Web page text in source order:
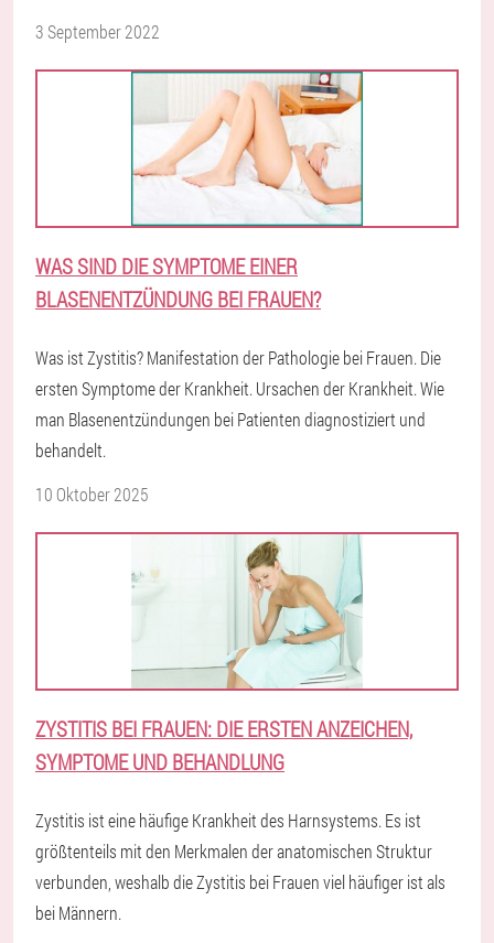
3 September 2022
WAS SIND DIE SYMPTOME EINER
BLASENENTZÜNDUNG BEI FRAUEN?
Was ist Zystitis? Manifestation der Pathologie bei Frauen. Die
ersten Symptome der Krankheit. Ursachen der Krankheit. Wie
man Blasenentzündungen bei Patienten diagnostiziert und
behandelt.
10 Oktober 2025
ZYSTITIS BEI FRAUEN: DIE ERSTEN ANZEICHEN,
SYMPTOME UND BEHANDLUNG
Zystitis ist eine häufige Krankheit des Harnsystems. Es ist
größtenteils mit den Merkmalen der anatomischen Struktur
verbunden, weshalb die Zystitis bei Frauen viel häufiger ist als
bei Männern.